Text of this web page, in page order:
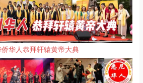
华人恭拜轩辕黄帝大典